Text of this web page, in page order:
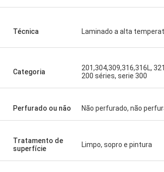
Técnica Laminado a alta
Categoria
201,304,309,316,316L,
200 séries, serie 300
Perfurado ou não Não perfurado, não
Tratamento de
superfície
Limpo, sopro e pintura